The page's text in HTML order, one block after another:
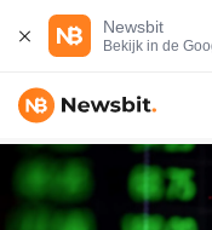
Newsbit
Bekijk in de